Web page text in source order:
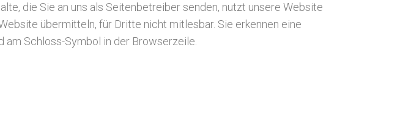
die Sie an uns als Seitenbetreiber senden, nutzt unsere Website
übermitteln, für Dritte nicht mitlesbar. Sie erkennen eine
Schloss-Symbol in der Browserzeile.